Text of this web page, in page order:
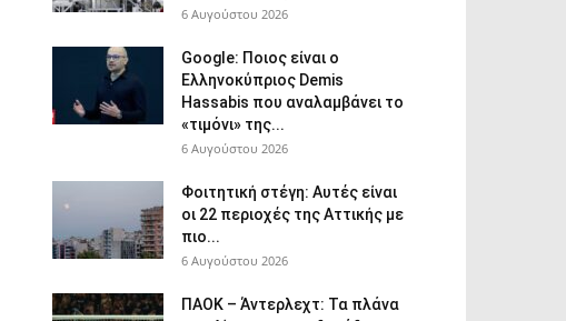
6 Αυγούστου 2026
Google: Ποιος είναι ο
Ελληνοκύπριος Demis
Hassabis που αναλαμβάνει το
«τιμόνι» της...
6 Αυγούστου 2026
Φοιτητική στέγη: Aυτές είναι
οι 22 περιοχές της Αττικής με
πιο...
6 Αυγούστου 2026
ΠΑΟΚ – Άντερλεχτ: Τα πλάνα